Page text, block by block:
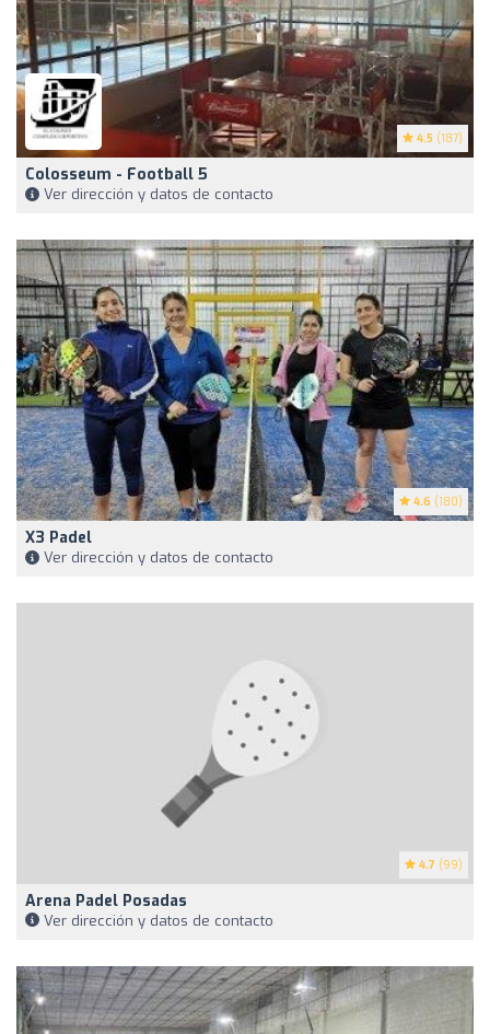
4.5 (187)
Colosseum - Football 5
Ver dirección y datos de contacto
4.6 (180)
X3 Padel
Ver dirección y datos de contacto
4.7 (99)
Arena Padel Posadas
Ver dirección y datos de contacto